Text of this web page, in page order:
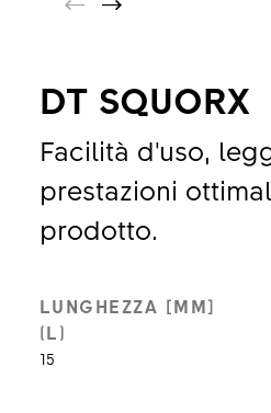
DT SQUORX
Facilità d'uso,
prestazioni
prodotto.
LUNGHEZZA [MM]
(L)
15